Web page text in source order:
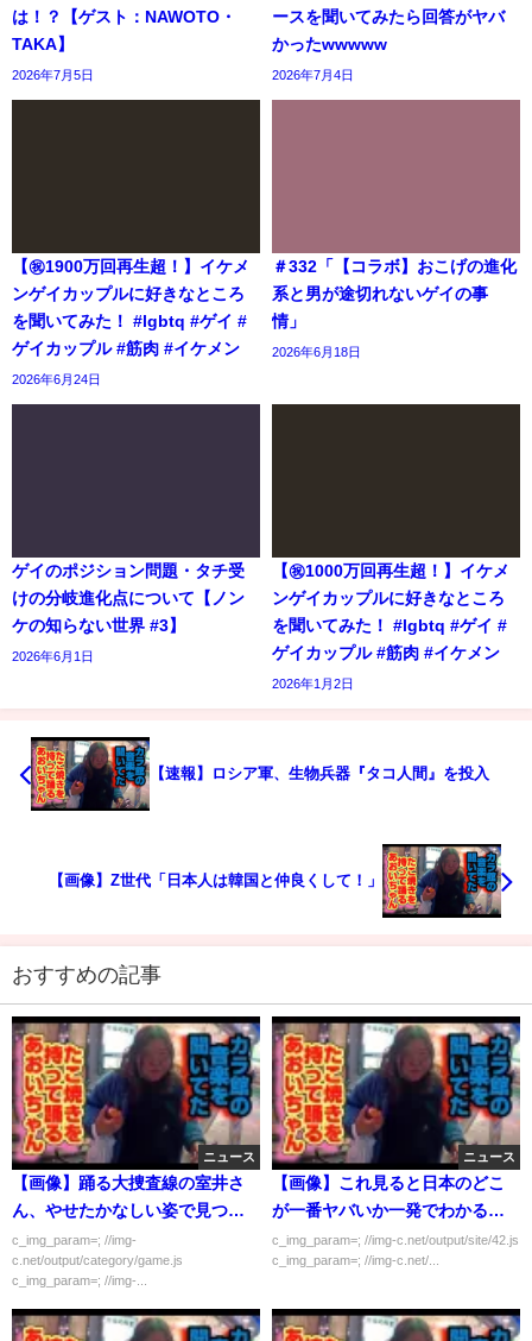
は！？【ゲスト：NAWOTO・
TAKA】
2026年7月5日
ースを聞いてみたら回答がヤバ
かったwwwww
2026年7月4日
【㊗️1900万回再生超！】イケメ
ンゲイカップルに好きなところ
を聞いてみた！ #lgbtq #ゲイ #
ゲイカップル #筋肉 #イケメン
2026年6月24日
＃332「【コラボ】おこげの進化
系と男が途切れないゲイの事
情」
2026年6月18日
ゲイのポジション問題・タチ受
けの分岐進化点について【ノン
ケの知らない世界 #3】
2026年6月1日
【㊗️1000万回再生超！】イケメ
ンゲイカップルに好きなところ
を聞いてみた！ #lgbtq #ゲイ #
ゲイカップル #筋肉 #イケメン
2026年1月2日
【速報】ロシア軍、生物兵器『タコ人間』を投入
【画像】Z世代「日本人は韓国と仲良くして！」
おすすめの記事
ニュース
【画像】踊る大捜査線の室井さ
ん、やせたかなしい姿で見つか
る…
c_img_param=; //img-
c.net/output/category/game.js
c_img_param=; //img-...
ニュース
【画像】これ見ると日本のどこ
が一番ヤバいか一発でわかるら
しいぞ！
c_img_param=; //img-c.net/output/site/42.js
c_img_param=; //img-c.net/...